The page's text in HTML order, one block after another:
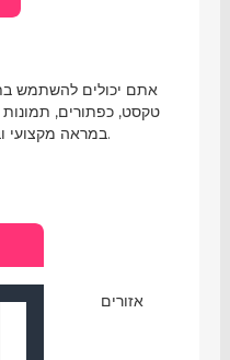
אתם יכולים להשתמש
טקסט, כפתורים, תמונות
במראה מקצועי ובפריסה המתאימה לכם.
אזורים